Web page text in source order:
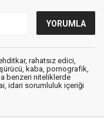
rahatsız edici,
kaba, pornografik,
benzeri niteliklerde
idari sorumluluk içeriği